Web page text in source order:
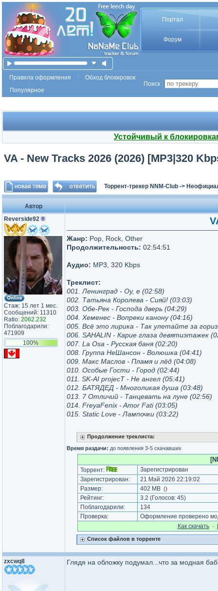
Портал
Форум
Правила оформления
Обход блокировок
Популярное
Поиск :
Устойчивый к
VA - New Tracks 2026 (2026) [MP3|320
Торрент-трекер NNM-Club ->
Автор
Reverside92 ®
Стаж: 15 лет 1 мес.
Сообщений: 11310
Ratio: 2062.232
Поблагодарили:
471909
100%
Жанр: Pop, Rock, Other
Продолжительность: 02:54:51
Аудио: MP3, 320 Kbps
Треклист:
001. Ленинград - Оу, е (02:58)
002. Татьяна Королева - Сияй! (03:03)
003. Обе-Рек - Господа дверь (04:29)
004. Хеменес - Вопреки канону (04:16)
005. Всё это лирика - Так улетайте за
006. SAHALIN - Карие глаза девятиэтажек
007. La Osa - Русская баня (02:20)
008. Группа НеШансон - Волюшка (04:41)
009. Макс Маслов - Пламя и лёд (04:08)
010. Особые Гости - Город (02:44)
011. SK-AI projecT - Не ангел (05:41)
012. БАТЯДЕД - Многоликая душа (03:48)
013. 7 Отличий - Танцевать на луне (02:56)
014. FreyaFenix - Amor Fati (03:05)
015. Static Love - Лампочки (03:22)
Продолжение треклиста:
Время раздачи: до появления 3-5 скачавших
Торрент:
Зарегистрирован
Зарегистрирован:
21 Май 2026 22:19:02
Размер:
402 MB ()
Рейтинг: 3.2 (Голосов: 45)
Поблагодарили:
134
Проверка:
Оформление проверено
Как cкачать·
Список файлов в торренте
zxcwq8 Глядя на обложку подумал...что за модная